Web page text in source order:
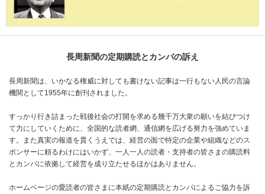
長周新聞の定期購読とカンパの訴え
長周新聞は、いかなる権威に対しても書けない記事は一行もない人民の言論
機関として1955年に創刊されました。
すっかり行き詰まった戦後社会の打開を求める幾千万大衆の願いを結びつけ
て力にしていくために、全国的な読者網、通信網を広げる努力を強めていま
す。また真実の報道を貫くうえでは、経営の面で特定の企業や組織などのス
ポンサーに頼るわけにはいかず、一人一人の読者・支持者の皆さまの購読料
とカンパに依拠して経営を成り立たせるほかはありません。
ホームページの愛読者の皆さまに本紙の定期購読とカンパによるご協力を訴